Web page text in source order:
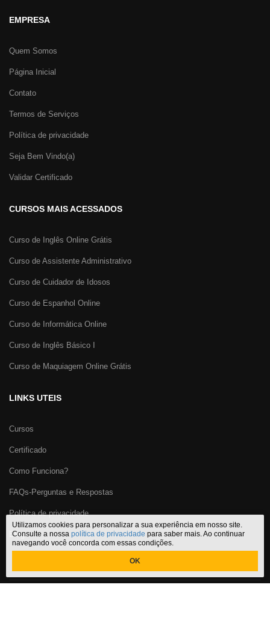
EMPRESA
Quem Somos
Página Inicial
Contato
Termos de Serviços
Política de privacidade
Seja Bem Vindo(a)
Validar Certificado
CURSOS MAIS ACESSADOS
Curso de Inglês Online Grátis
Curso de Assistente Administrativo
Curso de Cuidador de Idosos
Curso de Espanhol Online
Curso de Informática Online
Curso de Inglês Básico I
Curso de Maquiagem Online Grátis
LINKS UTEIS
Cursos
Certificado
Como Funciona?
FAQs-Perguntas e Respostas
Política de privacidade
Blog
Utilizamos cookies para personalizar a sua experiência em nosso site.
Consulte a nossa política de privacidade para saber mais. Ao continuar
navegando você concorda com essas condições.
OK